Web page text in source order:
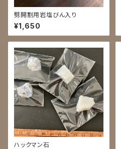
劈開割用岩塩びん入り
¥1,650
ハックマン石